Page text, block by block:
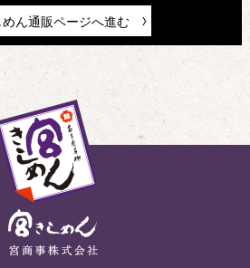
ん通販ページへ進む